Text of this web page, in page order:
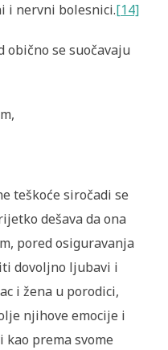
i nervni bolesnici.[14]
obično se suočavaju
teškoće siročadi se
dešava da ona
pored osiguravanja
dovoljno ljubavi i
i žena u porodici,
njihove emocije i
prema svome